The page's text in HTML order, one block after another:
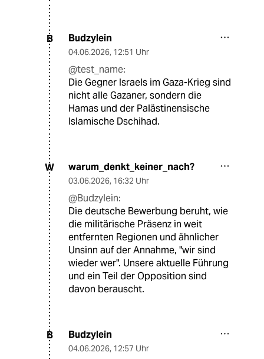
B Budzylein
04.06.2026, 12:51 Uhr
@test_name:
Die Gegner Israels im Gaza-Krieg sind
nicht alle Gazaner, sondern die
Hamas und der Palästinensische
Islamische Dschihad.
W warum_denkt_keiner_nach?
03.06.2026, 16:32 Uhr
@Budzylein:
Die deutsche Bewerbung beruht, wie
die militärische Präsenz in weit
entfernten Regionen und ähnlicher
Unsinn auf der Annahme, "wir sind
wieder wer". Unsere aktuelle Führung
und ein Teil der Opposition sind
davon berauscht.
B Budzylein
04.06.2026, 12:57 Uhr